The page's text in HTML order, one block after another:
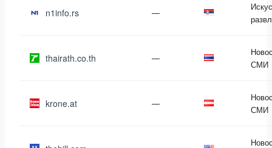
n1info.rs —
thairath.co.th —
СМИ
krone.at —
СМИ